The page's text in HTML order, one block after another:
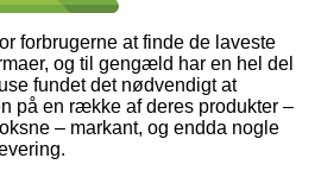
forbrugerne at finde de laveste
og til gengæld har en hel del
fundet det nødvendigt at
på en række af deres produkter –
– markant, og endda nogle